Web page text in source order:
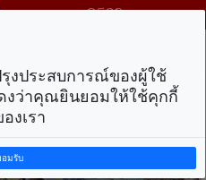
หาคม พ.ศ. 2569
งประสบการณ์ของผู้ใช้
งว่าคุณยินยอมให้ใช้คุกกี้
งเรา
อมรับ